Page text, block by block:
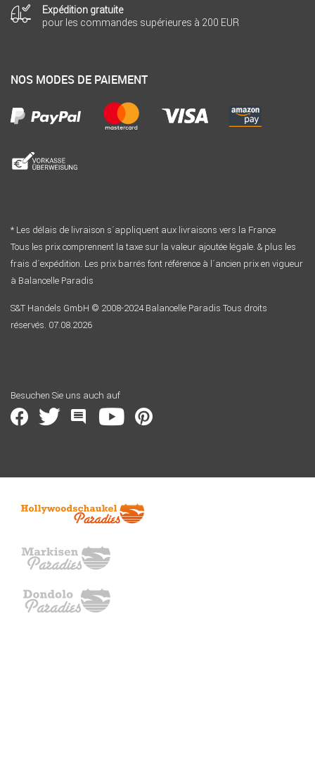
Expédition gratuite
pour les commandes supérieures à 200 EUR
NOS MODES DE PAIEMENT
* Les délais de livraison s´appliquent aux livraisons vers la France
Tous les prix comprennent la taxe sur la valeur ajoutée légale. & plus les
frais d´expédition. Les prix barrés font référence à l´ancien prix en vigueur
à Balancelle Paradis
S&T Handels GmbH © 2008-2024 Balancelle Paradis Tous droits
réservés. 07.08.2026
Besuchen Sie uns auch auf